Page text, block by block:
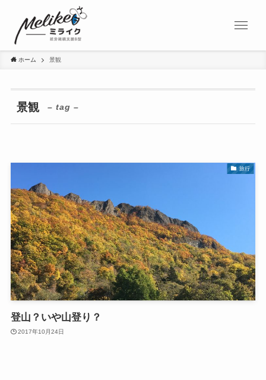
ホーム 景観
景観 – tag –
旅行
登山？いや山登り？
2017年10月24日